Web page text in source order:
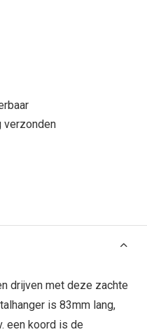
verzonden
drijven met deze zachte
is 83mm lang,
een koord is de